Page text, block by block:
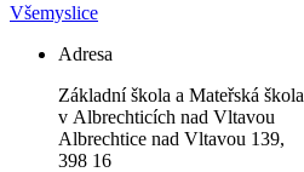
Všemyslice
Adresa
Základní škola a Mateřská škola
v Albrechticích nad Vltavou
Albrechtice nad Vltavou 139,
398 16